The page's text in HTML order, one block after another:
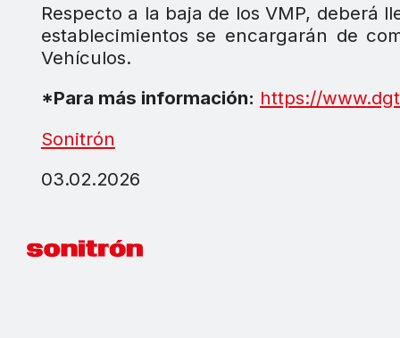
Respecto a la baja de los VMP, deberá
establecimientos se encargarán de
Vehículos.
*Para más información: https://
Sonitrón
03.02.2026